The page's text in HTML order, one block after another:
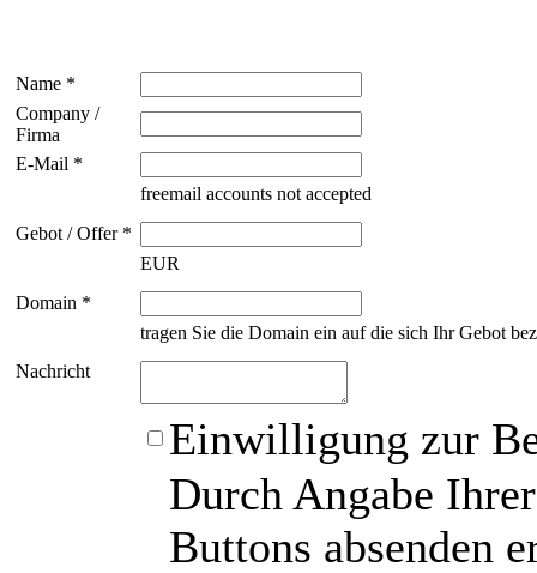
Name *
Company /
Firma
E-Mail *
freemail accounts not accepted
Gebot / Offer *
EUR
Domain *
tragen Sie die Domain ein auf die sich Ihr Gebot
Nachricht
Einwilligung zur
Durch Angabe
Buttons absenden